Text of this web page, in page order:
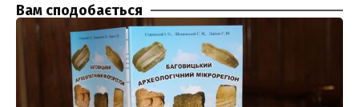
Вам сподобається